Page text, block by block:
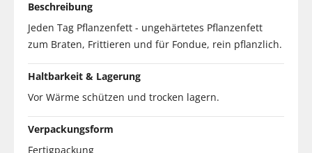
Beschreibung
Jeden Tag Pflanzenfett - ungehärtetes Pflanzenfett
zum Braten, Frittieren und für Fondue, rein pflanzlich.
Haltbarkeit & Lagerung
Vor Wärme schützen und trocken lagern.
Verpackungsform
Fertigpackung